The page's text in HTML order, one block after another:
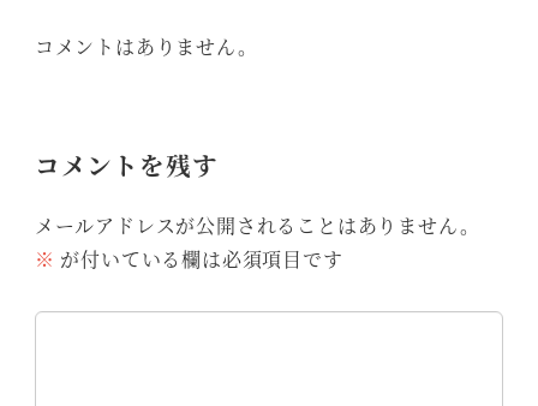
コメントはありません。
コメントを残す
メールアドレスが公開されることはありません。
※ が付いている欄は必須項目です